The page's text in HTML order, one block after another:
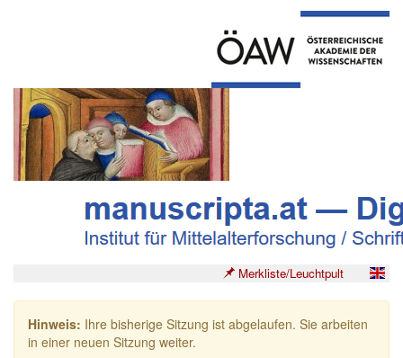
Merkliste/Leuchtpult
Hinweis: Ihre bisherige Sitzung ist abgelaufen. Sie arbeiten
in einer neuen Sitzung weiter.